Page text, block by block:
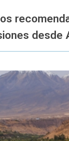
desde